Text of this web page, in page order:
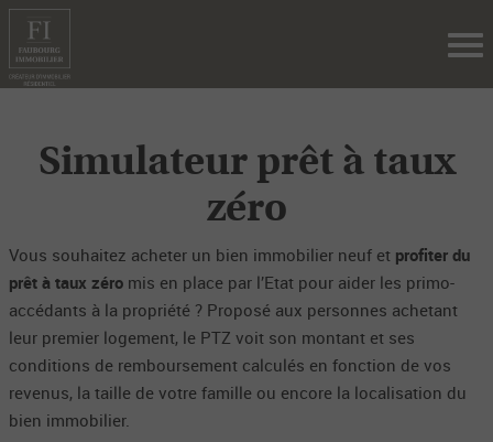
Simulateur prêt à taux
zéro
Vous souhaitez acheter un bien immobilier neuf et profiter du
prêt à taux zéro mis en place par l’Etat pour aider les primo-
accédants à la propriété ? Proposé aux personnes achetant
leur premier logement, le PTZ voit son montant et ses
conditions de remboursement calculés en fonction de vos
revenus, la taille de votre famille ou encore la localisation du
bien immobilier.